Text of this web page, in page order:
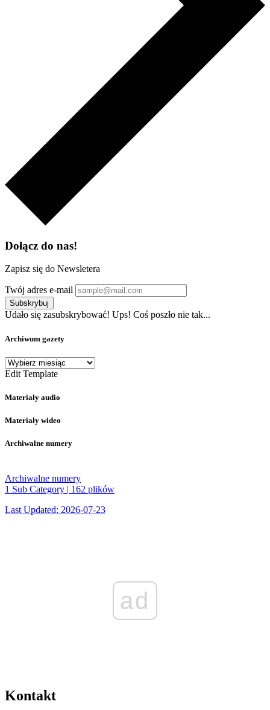
Dołącz do nas!
Zapisz się do Newsletera
Twój adres e-mail
Subskrybuj
Udało się zasubskrybować! Ups! Coś poszło nie tak...
Archiwum gazety
Archiwum
gazety
Edit Template
Materiały audio
Materiały wideo
Archiwalne numery
Archiwalne numery
1 Sub Category | 162 plików
Last Updated: 2026-07-23
ad
Kontakt